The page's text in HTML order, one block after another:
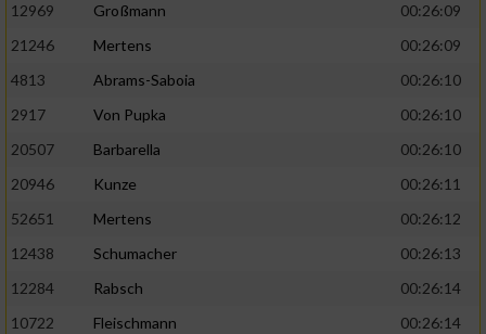
12969
Großmann
00:26:09
21246
Mertens
00:26:09
4813
Abrams-Saboia
00:26:10
2917
Von Pupka
00:26:10
20507
Barbarella
00:26:10
20946
Kunze
00:26:11
52651
Mertens
00:26:12
12438
Schumacher
00:26:13
12284
Rabsch
00:26:14
10722
Fleischmann
00:26:14